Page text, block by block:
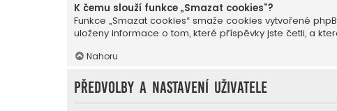
K čemu slouží funkce „Smazat cookies“?
Funkce „Smazat cookies“ smaže cookies vytvořené
uloženy informace o tom, které příspěvky jste četli, a
Nahoru
Předvolby a nastavení uživatele